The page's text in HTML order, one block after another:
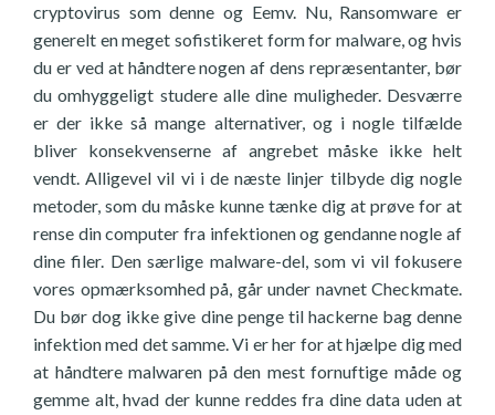
cryptovirus som denne og Eemv. Nu, Ransomware er
generelt en meget sofistikeret form for malware, og hvis
du er ved at håndtere nogen af dens repræsentanter, bør
du omhyggeligt studere alle dine muligheder. Desværre
er der ikke så mange alternativer, og i nogle tilfælde
bliver konsekvenserne af angrebet måske ikke helt
vendt. Alligevel vil vi i de næste linjer tilbyde dig nogle
metoder, som du måske kunne tænke dig at prøve for at
rense din computer fra infektionen og gendanne nogle af
dine filer. Den særlige malware-del, som vi vil fokusere
vores opmærksomhed på, går under navnet Checkmate.
Du bør dog ikke give dine penge til hackerne bag denne
infektion med det samme. Vi er her for at hjælpe dig med
at håndtere malwaren på den mest fornuftige måde og
gemme alt, hvad der kunne reddes fra dine data uden at